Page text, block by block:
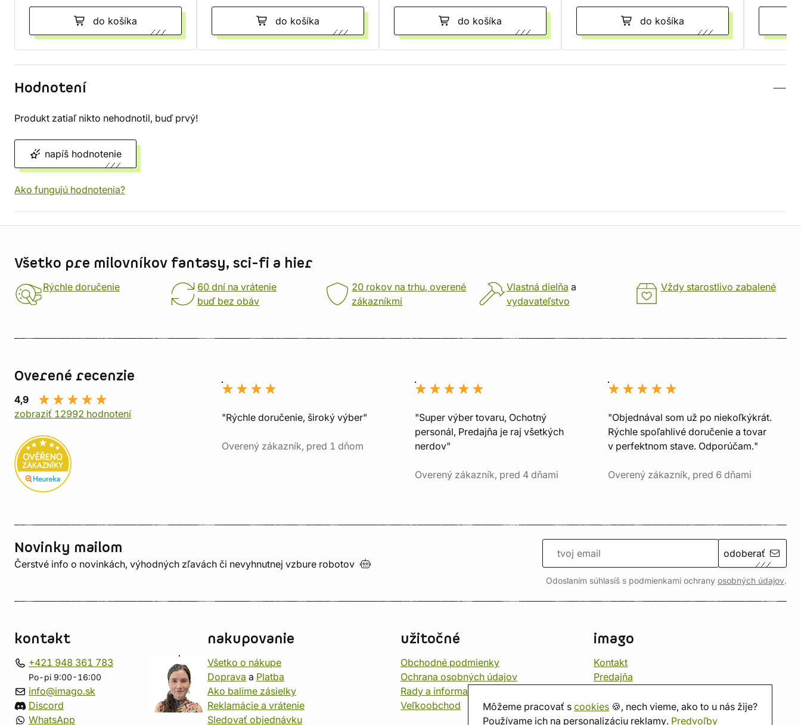
do košíka do košíka do košíka do košíka
Hodnotení
Produkt zatiaľ nikto nehodnotil, buď prvý!
napíš hodnotenie
Ako fungujú hodnotenia?
Môžeme pracovať s cookies 🍪, nech vieme, ako to u nás žije?
Používame ich na personalizáciu reklamy. Predvoľby
Všetko pre milovníkov fantasy, sci-fi a hier
Rýchle doručenie
60 dní na vrátenie
buď bez obáv
20 rokov na trhu, overené
zákazníkmi
Vlastná dielňa a
vydavateľstvo
Vždy starostlivo zabalené
Overené recenzie
4,9
zobraziť 12992 hodnotení
"Rýchle doručenie, široký výber"
Overený zákazník, pred 1 dňom
"Super výber tovaru, Ochotný
personál, Predajňa je raj všetkých
nerdov"
Overený zákazník, pred 4 dňami
"Objednával som už po niekoľkýkrát.
Rýchle spoľahlivé doručenie a tovar
v perfektnom stave. Odporúčam."
Overený zákazník, pred 6 dňami
Novinky mailom
Čerstvé info o novinkách, výhodných zľavách či nevyhnutnej vzbure robotov
odoberať
Odoslaním súhlasíš s podmienkami ochrany osobných údajov.
kontakt
+421 948 361 783
Po-pi 9:00-16:00
info@imago.sk
Discord
WhatsApp
nakupovanie
Všetko o nákupe
Doprava a Platba
Ako balíme zásielky
Reklamácie a vrátenie
Sledovať objednávku
užitočné
Obchodné podmienky
Ochrana osobných údajov
Rady a informace
Veľkoobchod
imago
Kontakt
Predajňa
O nás
Hodnotenie obchodu